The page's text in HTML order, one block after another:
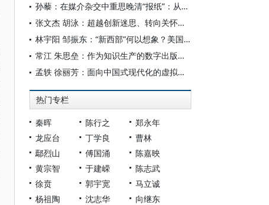
孙藜：在媒介杂交中重思晚清“报纸”：从电传上谕说起
张文杰 胡泳：超越创新迷思、转向关怀伦理：“维护”与“修复”作为媒介研究的可持续性视角
林宇阳 邹振东：“新西部”何以想象？美国“西进运动”中的摄影图像
常江 朱思垒：作为知识生产的数字出版：媒介逻辑与文化生态
孟轶 徐丽芳：面向中国式现代化的虚拟现实媒介叙事框架刍议
热门专栏
秦晖 陈行之
郑永年
龙应台
丁学良
曹林
鄢烈山
傅国涌
陈嘉映
黄宗智
于建嵘
陈志武
徐贲
郭宇宽
马立诚
杨祖陶
沈志华
向继东